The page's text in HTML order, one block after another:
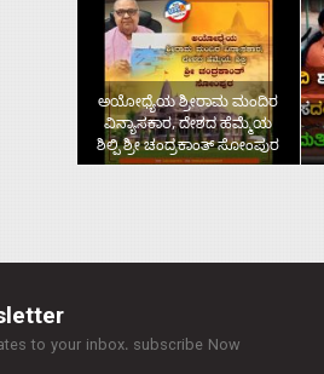
ಅಯೋಧ್ಯೆಯ ಶ್ರೀರಾಮ ಮಂದಿರ
ವಿನ್ಯಾಸಕಾರ, ದೇಶದ ಹೆಮ್ಮೆಯ
ಶಿಲ್ಪಿ ಶ್ರೀ ಚಂದ್ರಕಾಂತ್‌ ಸೋಂಪುರ
to your inbox. subscribe Now